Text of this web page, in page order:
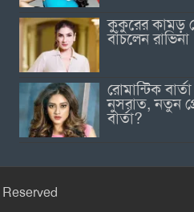
কুকুরের কামড়
বাঁচলেন রাভিনা
রোমান্টিক
নুসরাত, নতুন
বার্তা?